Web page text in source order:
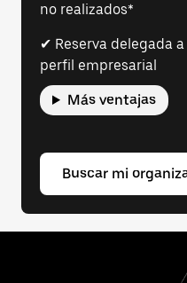
no realizados*
✔ Reserva delegada
perfil empresarial
Más ventajas
Buscar mi